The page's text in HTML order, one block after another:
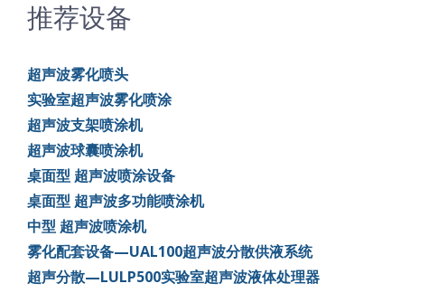
推荐设备
超声波雾化喷头
实验室超声波雾化喷涂
超声波支架喷涂机
超声波球囊喷涂机
桌面型 超声波喷涂设备
桌面型 超声波多功能喷涂机
中型 超声波喷涂机
雾化配套设备—UAL100超声波分散供液系统
超声分散—LULP500实验室超声波液体处理器